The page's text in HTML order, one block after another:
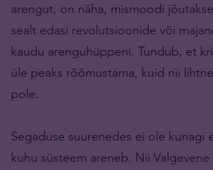
arengut, on näha, mismoodi
sealt edasi revolutsioonide või
kaudu arenguhüppeni. Tundub, et
üle peaks rõõmustama, kuid nii
pole.
Segaduse suurenedes ei ole kunagi
kuhu süsteem areneb. Nii